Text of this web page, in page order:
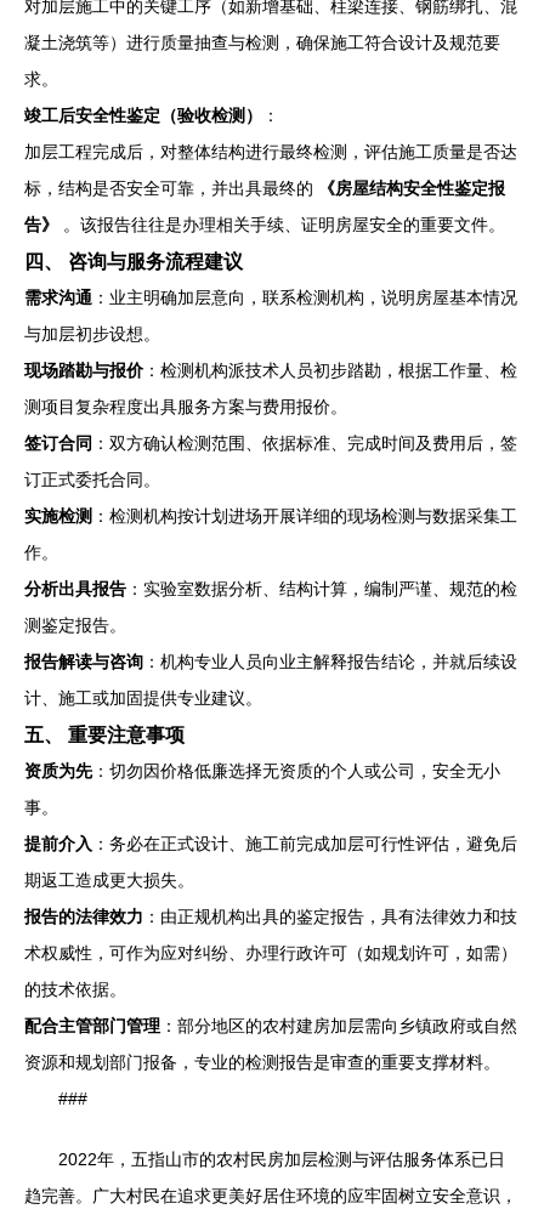
对加层施工中的关键工序（如新增基础、柱梁连接、钢筋绑扎、混
凝土浇筑等）进行质量抽查与检测，确保施工符合设计及规范要
求。
竣工后安全性鉴定（验收检测）
：
加层工程完成后，对整体结构进行最终检测，评估施工质量是否达
标，结构是否安全可靠，并出具最终的
《房屋结构安全性鉴定报
告》
。该报告往往是办理相关手续、证明房屋安全的重要文件。
四、 咨询与服务流程建议
需求沟通 ：业主明确加层意向，联系检测机构，说明房屋基本情况
与加层初步设想。
现场踏勘与报价：检测机构派技术人员初步踏勘，根据工作量、检
测项目复杂程度出具服务方案与费用报价。
签订合同 ：双方确认检测范围、依据标准、完成时间及费用后，签
订正式委托合同。
实施检测 ：检测机构按计划进场开展详细的现场检测与数据采集工
作。
分析出具报告 ：实验室数据分析、结构计算，编制严谨、规范的检
测鉴定报告。
报告解读与咨询 ：机构专业人员向业主解释报告结论，并就后续设
计、施工或加固提供专业建议。
五、 重要注意事项
资质为先：切勿因价格低廉选择无资质的个人或公司，安全无小
事。
提前介入 ：务必在正式设计、施工前完成加层可行性评估，避免后
期返工造成更大损失。
报告的法律效力 ：由正规机构出具的鉴定报告，具有法律效力和技
术权威性，可作为应对纠纷、办理行政许可（如规划许可，如需）
的技术依据。
配合主管部门管理 ：部分地区的农村建房加层需向乡镇政府或自然
资源和规划部门报备，专业的检测报告是审查的重要支撑材料。
###
2022年，五指山市的农村民房加层检测与评估服务体系已日
趋完善。广大村民在追求更美好居住环境的应牢固树立安全意识，